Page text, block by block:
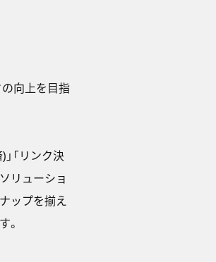
の向上を目指
「リンク決
リューショ
ップを揃え
。